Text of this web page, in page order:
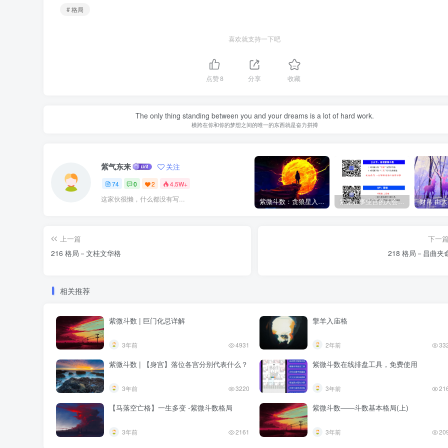
# 格局
喜欢就支持一下吧
点赞8 分享 收藏
The only thing standing between you and your dreams is a lot of hard work.
横跨在你和你的梦想之间的唯一的东西就是奋力拼搏
紫气东来 关注
74 0 2 4.5W+
这家伙很懒，什么都没有写... 紫微斗数：贪狼星入命宫、身宫好不好，什么含义？ 紫微在事业宫的人会怎样？ 财帛 由大
上一篇
216 格局－文桂文华格
下一篇
218 格局－昌曲夹
相关推荐
紫微斗数 | 巨门化忌详解
3年前 4931
擎羊入庙格
2年前
紫微斗数 | 【身宫】落位各宫分别代表什么？
3年前 3220
紫微斗数在线排盘工具，免费使用
3年前
【马落空亡格】一生多变 -紫微斗数格局
3年前 2161
紫微斗数——斗数基本格局(上)
3年前